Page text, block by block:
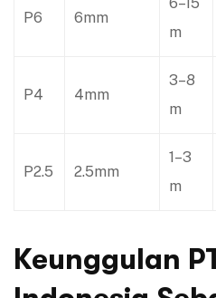
P6 6mm
6–15
m
P4 4mm
3–8
m
P2.5 2.5mm
1–3
m
Keunggulan